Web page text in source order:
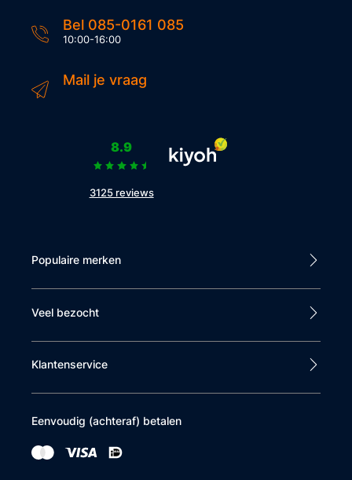
Bel 085-0161 085
10:00-16:00
Mail je vraag
8.9
3125 reviews
Populaire merken
Veel bezocht
Klantenservice
Eenvoudig (achteraf) betalen